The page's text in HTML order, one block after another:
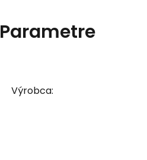
Parametre
Výrobca: